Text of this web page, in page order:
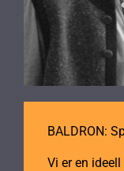
BALDRON:
Vi er en